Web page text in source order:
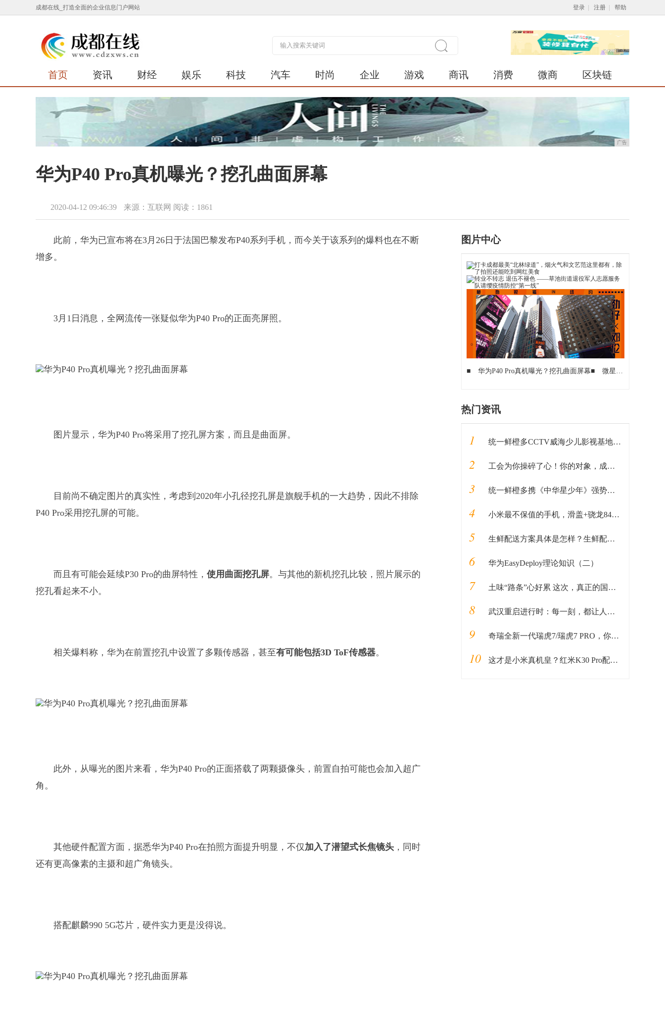
成都在线_打造全面的企业信息门户网站 登录 注册 帮助
首页 资讯 财经 娱乐 科技 汽车 时尚 企业 游戏 商讯 消费 微商 区块链
广告
华为P40 Pro真机曝光？挖孔曲面屏幕
2020-04-12 09:46:39 来源：互联网 阅读：1861
此前，华为已宣布将在3月26日于法国巴黎发布P40系列手机，而今关于该系列的爆料也在不断
增多。
3月1日消息，全网流传一张疑似华为P40 Pro的正面亮屏照。
图片显示，华为P40 Pro将采用了挖孔屏方案，而且是曲面屏。
目前尚不确定图片的真实性，考虑到2020年小孔径挖孔屏是旗舰手机的一大趋势，因此不排除
P40 Pro采用挖孔屏的可能。
而且有可能会延续P30 Pro的曲屏特性， 使用曲面挖孔屏。与其他的新机挖孔比较，照片展示的
挖孔看起来不小。
相关爆料称，华为在前置挖孔中设置了多颗传感器，甚至有可能包括3D ToF传感器。
此外，从曝光的图片来看，华为P40 Pro的正面搭载了两颗摄像头，前置自拍可能也会加入超广
角。
其他硬件配置方面，据悉华为P40 Pro在拍照方面提升明显，不仅加入了潜望式长焦镜头 ，同时
还有更高像素的主摄和超广角镜头。
搭配麒麟990 5G芯片，硬件实力更是没得说。
图片中心
■ 华为P40 Pro真机曝光？挖孔曲面屏幕■ 微星推出Modern 15轻薄本 配MX330独立显卡
热门资讯
1 统一鲜橙多CCTV威海少儿影视基地《中华星少年》火热报名中
2 工会为你操碎了心！你的对象，成都总工会安排了！！！
3 统一鲜橙多携《中华星少年》强势来袭！下一位小明星就是你！
4 小米最不保值的手机，滑盖+骁龙845，发布一年降1300无人问津
5 生鲜配送方案具体是怎样？生鲜配送公司怎么做？
6 华为EasyDeploy理论知识（二）
7 土味“路条”心好累 这次，真正的国家健康码来了，国办指导支付宝下周上线
8 武汉重启进行时：每一刻，都让人动容
9 奇瑞全新一代瑞虎7/瑞虎7 PRO，你心动了吗?
10 这才是小米真机皇？红米K30 Pro配置曝光，一点超小米10